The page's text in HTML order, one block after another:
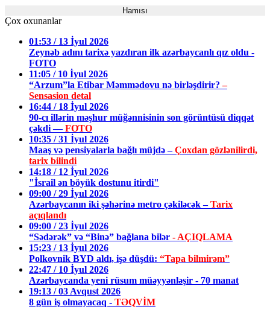
Hamısı
Çox oxunanlar
01:53 / 13 İyul 2026
Zeynəb adını tarixə yazdıran ilk azərbaycanlı qız oldu -
FOTO
11:05 / 10 İyul 2026
“Arzum”la Etibar Məmmədovu nə birləşdirir?–
Sensasion detal
16:44 / 18 İyul 2026
90-cı illərin məşhur müğənnisinin son görüntüsü diqqət
çəkdi —FOTO
10:35 / 31 İyul 2026
Maaş və pensiyalarla bağlı müjdə –Çoxdan gözlənilirdi,
tarix bilindi
14:18 / 12 İyul 2026
"İsrail ən böyük dostunu itirdi"
09:00 / 29 İyul 2026
Azərbaycanın iki şəhərinə metro çəkiləcək –Tarix
açıqlandı
09:00 / 23 İyul 2026
“Sədərək” və “Binə” bağlana bilər - AÇIQLAMA
15:23 / 13 İyul 2026
Polkovnik BYD aldı, işə düşdü: “Tapa bilmirəm”
22:47 / 10 İyul 2026
Azərbaycanda yeni rüsum müəyyənləşir - 70 manat
19:13 / 03 Avqust 2026
8 gün iş olmayacaq - TƏQVİM